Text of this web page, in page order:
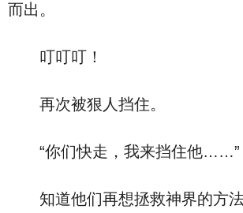
而出。
叮叮叮！
再次被狠人挡住。
“你们快走，我来挡住他……”
知道他们再想拯救神界的方法